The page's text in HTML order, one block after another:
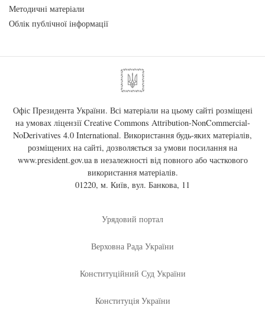
Методичні матеріали
Облік публічної інформації
Офіс Президента України. Всі матеріали на цьому сайті розміщені
на умовах ліцензії Creative Commons Attribution-NonCommercial-
NoDerivatives 4.0 International. Використання будь-яких матеріалів,
розміщених на сайті, дозволяється за умови посилання на
www.president.gov.uaв незалежності від повного або часткового
використання матеріалів.
01220, м. Київ, вул. Банкова, 11
Урядовий портал
Верховна Рада України
Конституційний Суд України
Конституція України